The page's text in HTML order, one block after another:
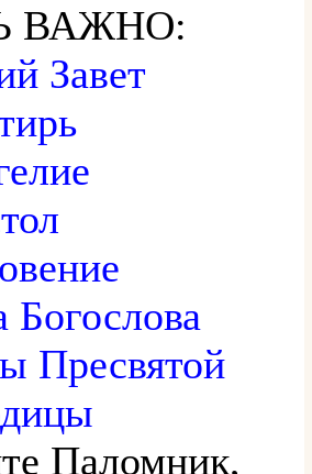
ВАЖНО:
Завет
Богослова
Пресвятой
Паломник,